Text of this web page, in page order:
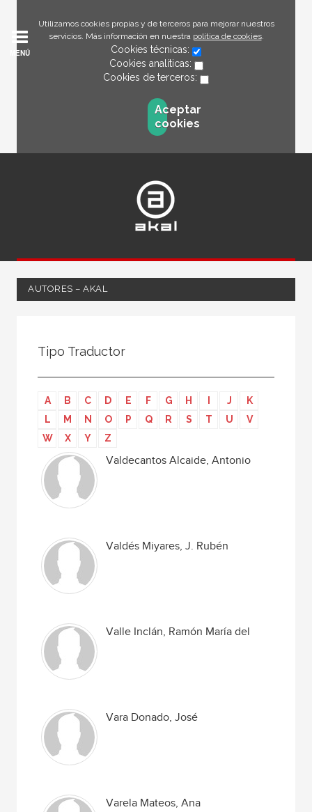
Utilizamos cookies propias y de terceros para mejorar nuestros
servicios. Más información en nuestra política de cookies.
Cookies técnicas:
Cookies analíticas:
Cookies de terceros:
Aceptar
cookies
MENÚ
AUTORES – AKAL
Editor
Editora
Escritor
Escritora
Prologuista
Traductor
Tipo Traductor
A B C D E F G H J
K
L
M N O P Q R S T U
V
W
X Y Z
Valdecantos Alcaide, Antonio
Valdés Miyares, J. Rubén
Valle Inclán, Ramón María del
Vara Donado, José
Varela Mateos, Ana